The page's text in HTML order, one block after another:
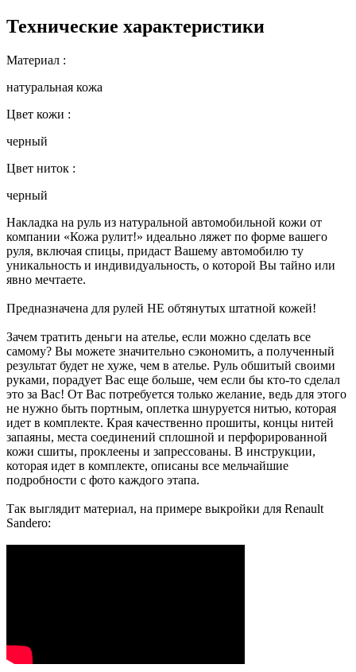
Технические характеристики
Материал :
натуральная кожа
Цвет кожи :
черный
Цвет ниток :
черный
Накладка на руль из натуральной автомобильной кожи от
компании «Кожа рулит!» идеально ляжет по форме вашего
руля, включая спицы, придаст Вашему автомобилю ту
уникальность и индивидуальность, о которой Вы тайно или
явно мечтаете.
Предназначена для рулей НЕ обтянутых штатной кожей!
Зачем тратить деньги на ателье, если можно сделать все
самому? Вы можете значительно сэкономить, а полученный
результат будет не хуже, чем в ателье. Руль обшитый своими
руками, порадует Вас еще больше, чем если бы кто-то сделал
это за Вас! От Вас потребуется только желание, ведь для этого
не нужно быть портным, оплетка шнуруется нитью, которая
идет в комплекте. Края качественно прошиты, концы нитей
запаяны, места соединений сплошной и перфорированной
кожи сшиты, проклеены и запрессованы. В инструкции,
которая идет в комплекте, описаны все мельчайшие
подробности с фото каждого этапа.
Так выглядит материал, на примере выкройки для Renault
Sandero: